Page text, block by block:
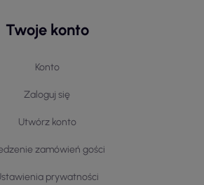
Twoje konto
Konto
Zaloguj się
Utwórz konto
zamówień gości
prywatności